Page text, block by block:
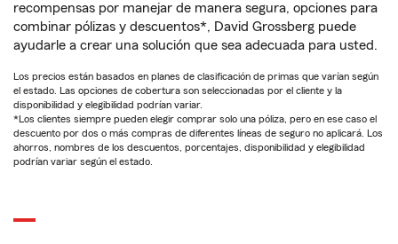
recompensas por manejar de manera segura, opciones para
combinar pólizas y descuentos*, David Grossberg puede
ayudarle a crear una solución que sea adecuada para usted.
Los precios están basados en planes de clasificación de primas que varían según
el estado. Las opciones de cobertura son seleccionadas por el cliente y la
disponibilidad y elegibilidad podrían variar.
*Los clientes siempre pueden elegir comprar solo una póliza, pero en ese caso el
descuento por dos o más compras de diferentes líneas de seguro no aplicará. Los
ahorros, nombres de los descuentos, porcentajes, disponibilidad y elegibilidad
podrían variar según el estado.